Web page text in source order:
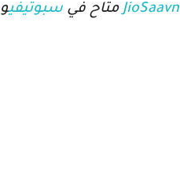
على Orbital ، بودكاست Gadgets 360. Orbital متاح في سبوتيفي وJioSaavn